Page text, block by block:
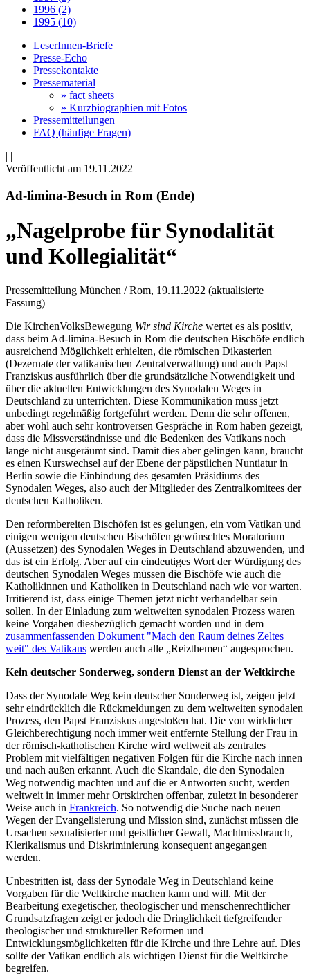
1996 (2)
1995 (10)
LeserInnen-Briefe
Presse-Echo
Pressekontakte
Pressematerial
» fact sheets
» Kurzbiographien mit Fotos
Pressemitteilungen
FAQ (häufige Fragen)
| |
Veröffentlicht am 19­.11.2022
Ad-limina-Besuch in Rom (Ende)
„Nagelprobe für Synodalität
und Kollegialität“
Pressemitteilung München / Rom, 19.11.2022 (aktualisierte
Fassung)
Die KirchenVolksBewegung Wir sind Kirche wertet es als positiv,
dass beim Ad-limina-Besuch in Rom die deutschen Bischöfe endlich
ausreichend Möglichkeit erhielten, die römischen Dikasterien
(Dezernate der vatikanischen Zentralverwaltung) und auch Papst
Franziskus ausführlich über die grundsätzliche Notwendigkeit und
über die aktuellen Entwicklungen des Synodalen Weges in
Deutschland zu unterrichten. Diese Kommunikation muss jetzt
unbedingt regelmäßig fortgeführt werden. Denn die sehr offenen,
aber wohl auch sehr kontroversen Gespräche in Rom haben gezeigt,
dass die Missverständnisse und die Bedenken des Vatikans noch
lange nicht ausgeräumt sind. Damit dies aber gelingen kann, braucht
es einen Kurswechsel auf der Ebene der päpstlichen Nuntiatur in
Berlin sowie die Einbindung des gesamten Präsidiums des
Synodalen Weges, also auch der Mitglieder des Zentralkomitees der
deutschen Katholiken.
Den reformbereiten Bischöfen ist es gelungen, ein vom Vatikan und
einigen wenigen deutschen Bischöfen gewünschtes Moratorium
(Aussetzen) des Synodalen Weges in Deutschland abzuwenden, und
das ist ein Erfolg. Aber auf ein eindeutiges Wort der Würdigung des
deutschen Synodalen Weges müssen die Bischöfe wie auch die
Katholikinnen und Katholiken in Deutschland nach wie vor warten.
Irritierend ist, dass einige Themen jetzt nicht verhandelbar sein
sollen. In der Einladung zum weltweiten synodalen Prozess waren
keine Vorgaben diesbezüglich gemacht worden und in dem
zusammenfassenden Dokument "Mach den Raum deines Zeltes
weit" des Vatikans werden auch alle „Reizthemen“ angesprochen.
Kein deutscher Sonderweg, sondern Dienst an der Weltkirche
Dass der Synodale Weg kein deutscher Sonderweg ist, zeigen jetzt
sehr eindrücklich die Rückmeldungen zu dem weltweiten synodalen
Prozess, den Papst Franziskus angestoßen hat. Die von wirklicher
Gleichberechtigung noch immer weit entfernte Stellung der Frau in
der römisch-katholischen Kirche wird weltweit als zentrales
Problem mit vielfältigen negativen Folgen für die Kirche nach innen
und nach außen erkannt. Auch die Skandale, die den Synodalen
Weg notwendig machten und auf die er Antworten sucht, werden
weltweit in immer mehr Ortskirchen offenbar, zuletzt in besonderer
Weise auch in Frankreich. So notwendig die Suche nach neuen
Wegen der Evangelisierung und Mission sind, zunächst müssen die
Ursachen sexualisierter und geistlicher Gewalt, Machtmissbrauch,
Klerikalismus und Diskriminierung konsequent angegangen
werden.
Unbestritten ist, dass der Synodale Weg in Deutschland keine
Vorgaben für die Weltkirche machen kann und will. Mit der
Bearbeitung exegetischer, theologischer und menschenrechtlicher
Grundsatzfragen zeigt er jedoch die Dringlichkeit tiefgreifender
theologischer und struktureller Reformen und
Entwicklungsmöglichkeiten für die Kirche und ihre Lehre auf. Dies
sollte der Vatikan endlich als wichtigen Dienst für die Weltkirche
begreifen.